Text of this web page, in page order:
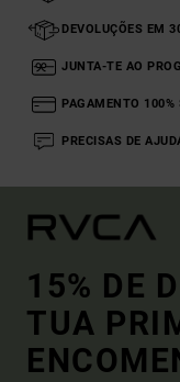
DEVOLUÇÕES EM
JUNTA-TE AO
PAGAMENTO 100%
PRECISAS DE
15% DE
TUA